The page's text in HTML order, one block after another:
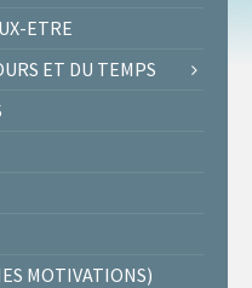
ETRE
ET DU TEMPS
MOTIVATIONS)